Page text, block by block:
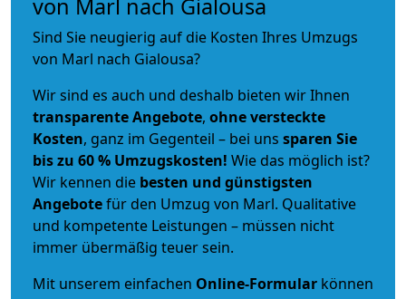
von Marl nach Gialousa
Sind Sie neugierig auf die Kosten Ihres Umzugs
von Marl nach Gialousa?
Wir sind es auch und deshalb bieten wir Ihnen
transparente Angebote, ohne versteckte
Kosten, ganz im Gegenteil – bei uns sparen Sie
bis zu 60 % Umzugskosten! Wie das möglich ist?
Wir kennen die besten und günstigsten
Angebotefür den Umzug von Marl. Qualitative
und kompetente Leistungen – müssen nicht
immer übermäßig teuer sein.
Mit unserem einfachen Online-Formular können